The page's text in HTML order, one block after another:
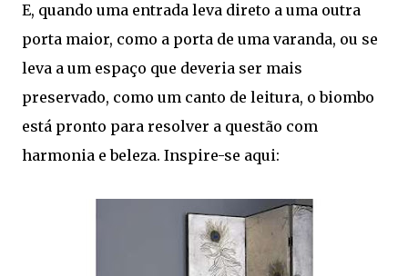
E, quando uma entrada leva direto a uma outra
porta maior, como a porta de uma varanda, ou se
leva a um espaço que deveria ser mais
preservado, como um canto de leitura, o biombo
está pronto para resolver a questão com
harmonia e beleza. Inspire-se aqui: